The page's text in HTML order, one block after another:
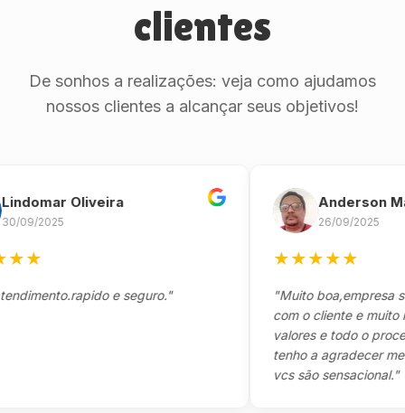
clientes
De sonhos a realizações: veja como ajudamos
nossos clientes a alcançar seus objetivos!
Oliveira
e seguro."
Anderson
26/09/2025
★★★
"Muito boa,empresa séria
com o cliente e muito
valores e todo o processo
tenho a agradecer
vcs são sensacional."